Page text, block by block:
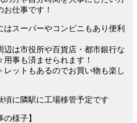
お仕事です！
スーパーやコンビニもあり便利
は市役所や百貨店・都市銀行な
用事も済ませられます！
ットもあるのでお買い物も楽し
頃に隣駅に工場移管予定です
の様子】